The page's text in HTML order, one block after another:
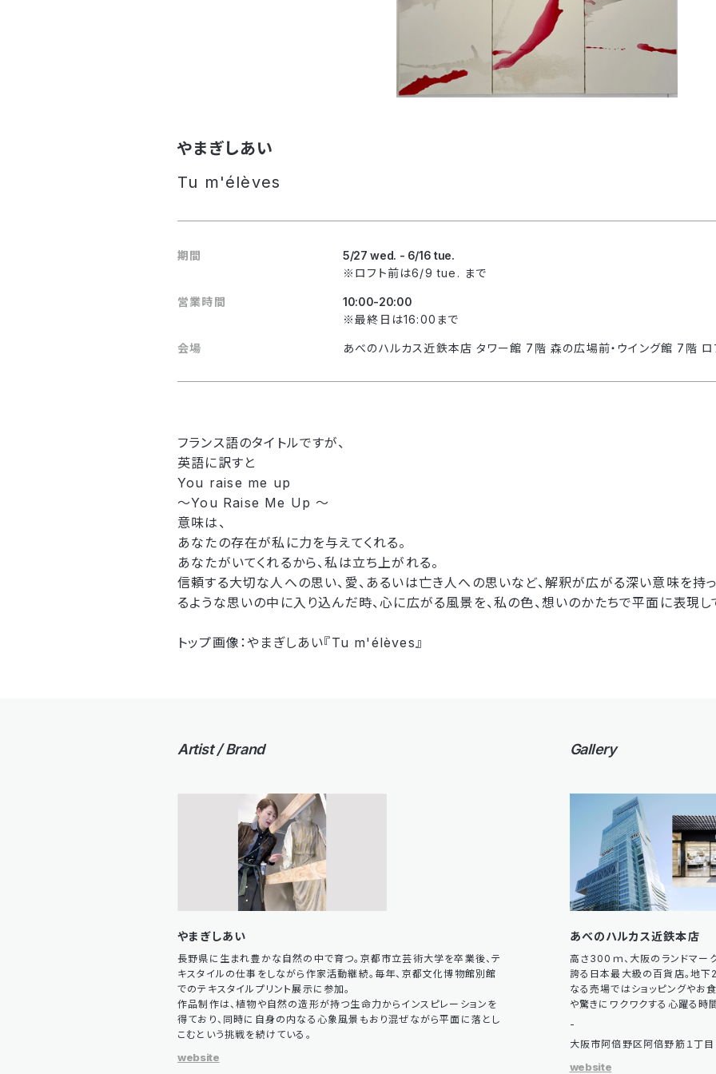
やまぎしあい
Tu m'élèves
期間
5/27 wed. - 6/16 tue.
※ロフト前は6/9 tue. まで
営業時間
10:00-20:00
※最終日は16:00まで
会場 あべのハルカス近鉄本店 タワー館 7階 森の広場前・ウイング館 7階 ロ
フランス語のタイトルですが、
英語に訳すと
You raise me up
〜You Raise Me Up 〜
意味は、
あなたの存在が私に力を与えてくれる。
あなたがいてくれるから、私は立ち上がれる。
信頼する大切な人への思い、愛、あるいは亡き人への思いなど、解釈が広がる深い意味を持
るような思いの中に入り込んだ時、心に広がる風景を、私の色、想いのかたちで平面に表現し
トップ画像：やまぎしあい『Tu m'élèves』
Artist / Brand
やまぎしあい
長野県に生まれ豊かな自然の中で育つ。京都市立芸術大学を卒業後、テ
キスタイルの仕事をしながら作家活動継続。毎年、京都文化博物館別館
でのテキスタイルプリント展示に参加。
作品制作は、植物や自然の造形が持つ生命力からインスピレーションを
得ており、同時に自身の内なる心象風景もおり混ぜながら平面に落とし
こむという挑戦を続けている。
website
Gallery
あべのハルカス近鉄本店
高さ300ｍ、大阪のランドマー
誇る日本最大級の百貨店。地下
なる売場ではショッピングやお
や驚きにワクワクする心躍る時
-
大阪市阿倍野区阿倍野筋１丁目
website